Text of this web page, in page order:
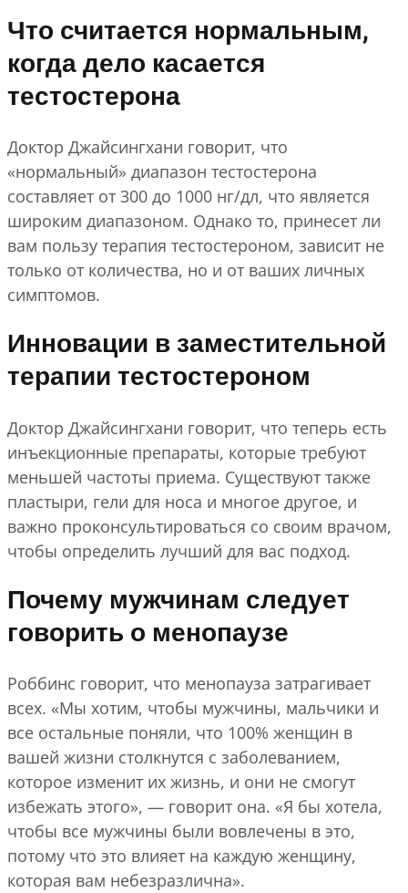
Что считается нормальным,
когда дело касается
тестостерона
Доктор Джайсингхани говорит, что
«нормальный» диапазон тестостерона
составляет от 300 до 1000 нг/дл, что является
широким диапазоном. Однако то, принесет ли
вам пользу терапия тестостероном, зависит не
только от количества, но и от ваших личных
симптомов.
Инновации в заместительной
терапии тестостероном
Доктор Джайсингхани говорит, что теперь есть
инъекционные препараты, которые требуют
меньшей частоты приема. Существуют также
пластыри, гели для носа и многое другое, и
важно проконсультироваться со своим врачом,
чтобы определить лучший для вас подход.
Почему мужчинам следует
говорить о менопаузе
Роббинс говорит, что менопауза затрагивает
всех. «Мы хотим, чтобы мужчины, мальчики и
все остальные поняли, что 100% женщин в
вашей жизни столкнутся с заболеванием,
которое изменит их жизнь, и они не смогут
избежать этого», — говорит она. «Я бы хотела,
чтобы все мужчины были вовлечены в это,
потому что это влияет на каждую женщину,
которая вам небезразлична».